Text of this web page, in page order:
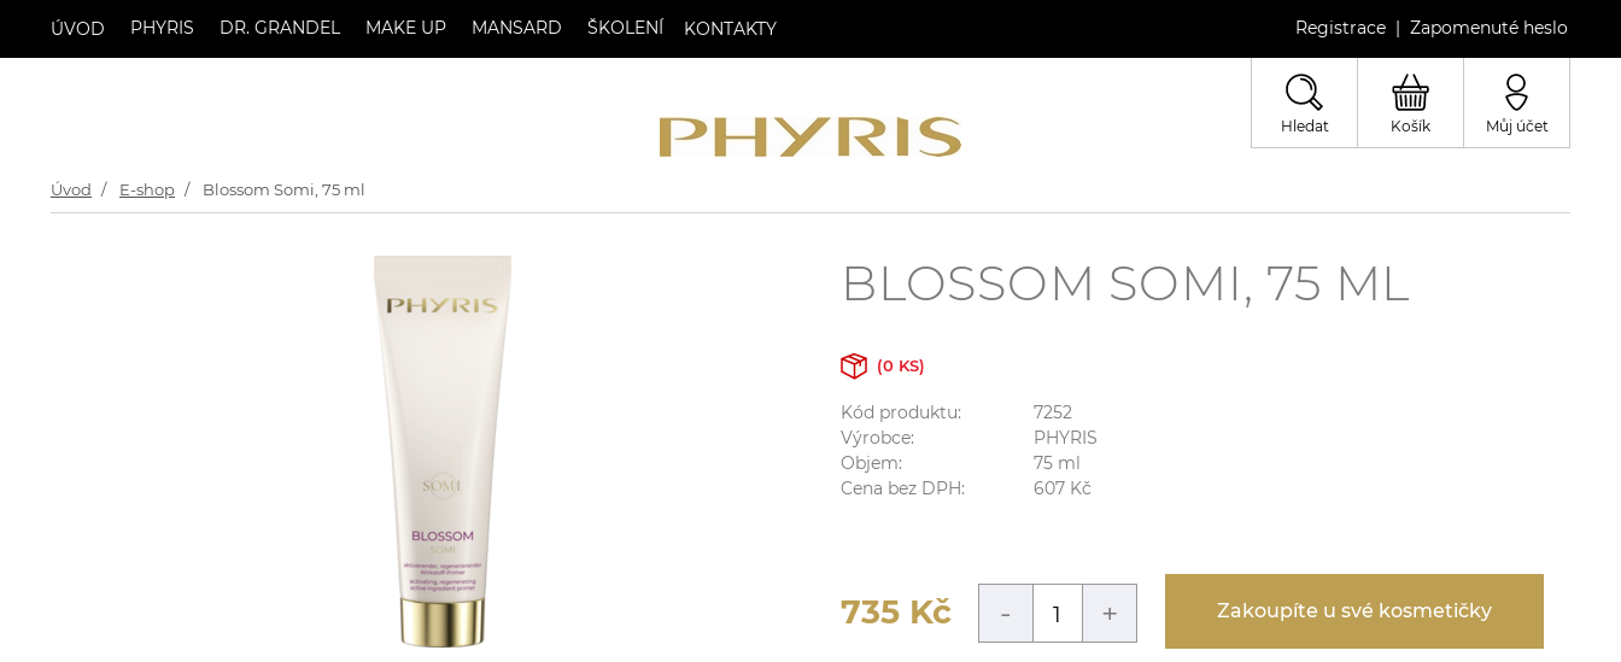
ÚVOD PHYRIS DR. GRANDEL MAKE UP MANSARD ŠKOLENÍ KONTAKTY Registrace | Zapomenuté heslo
Hledat Košík Můj účet
Úvod E-shop Blossom Somi, 75 ml
BLOSSOM SOMI, 75 ML
(0 KS)
Kód produktu:
7252
Výrobce:
PHYRIS
Objem:
75 ml
Cena bez DPH:
607 Kč
735 Kč - + Zakoupíte u své kosmetičky